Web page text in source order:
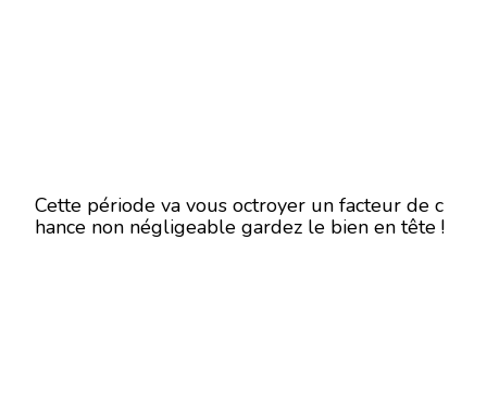
Cette période va vous octroyer un facteur de c
hance non négligeable gardez le bien en tête !